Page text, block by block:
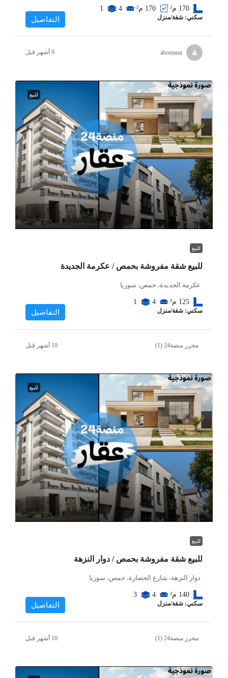
170 م² 170 م² 4
1
سكني: شقة/منزل التفاصيل
abomaun
للبيع
للبيع
للبيع شقة مفروشة بحمص / عكرمة الجديدة
عكرمة الجديدة، حمص، سوريا
125 م² 4
1
سكني: شقة/منزل التفاصيل
محرر منصة24 (1)
للبيع
للبيع
للبيع شقة مفروشة بحمص / دوار النزهة
دوار النزهة، شارع الحضارة، حمص، سوريا
140 م² 4
3
سكني: شقة/منزل التفاصيل
محرر منصة24 (1)